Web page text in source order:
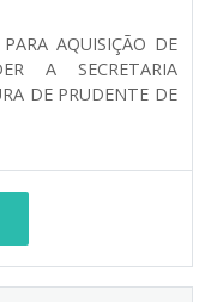
AQUISIÇÃO DE
A SECRETARIA
DE PRUDENTE DE